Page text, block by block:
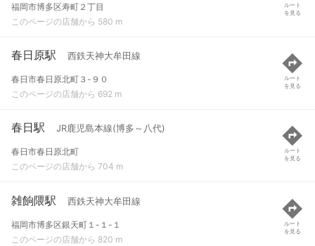
福岡市博多区寿町２丁目
このページの店舗から 580 m
ルート
を見る
春日原駅 西鉄天神大牟田線
春日市春日原北町３-９０
このページの店舗から 692 m
ルート
を見る
春日駅 JR鹿児島本線(博多～八代)
春日市春日原北町
このページの店舗から 704 m
ルート
を見る
雑餉隈駅 西鉄天神大牟田線
福岡市博多区銀天町１-１-１
このページの店舗から 820 m
ルート
を見る